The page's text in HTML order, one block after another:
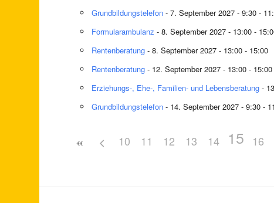
Grundbildungstelefon - 7. September 2027 - 9:30 -
Formularambulanz - 8. September 2027 - 13:00 -
Rentenberatung - 8. September 2027 - 13:00 - 15:00
Rentenberatung - 12. September 2027 - 13:00 - 15:00
Erziehungs-, Ehe-, Familien- und Lebensberatung -
Grundbildungstelefon - 14. September 2027 - 9:30 -
10 11 12 13 14 15 16